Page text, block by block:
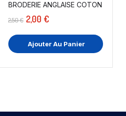
EN 9 CM NOIR,...
2,50 € 2,00 €
Ajouter Au Panier